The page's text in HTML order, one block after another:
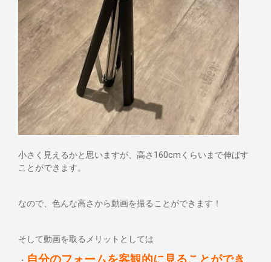
小さく見えるかと思いますが、高さ160cmくらいまで伸ばす
ことができます。
なので、色んな高さから動画を撮ることができます！
そして動画を取るメリットとしては
・ 自分のフォームを客観的に見ることができ